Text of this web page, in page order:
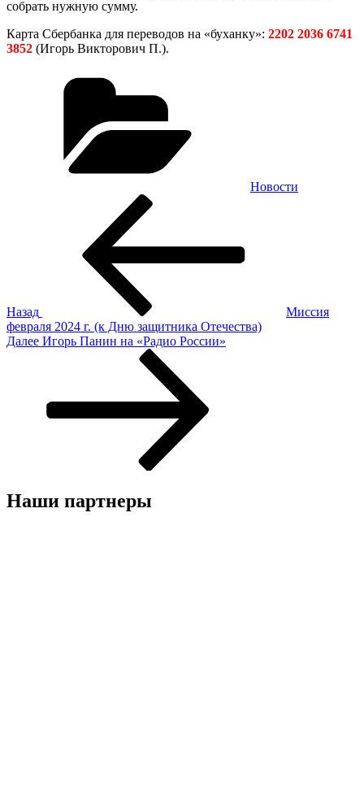
собрать нужную сумму.
Карта Сбербанка для переводов на «буханку»: 2202 2036 6741
3852 (Игорь Викторович П.).
Новости
Назад
Миссия
февраля 2024 г. (к Дню защитника Отечества)
Следующая
Далее Игорь Панин на «Радио России»
Наши партнеры